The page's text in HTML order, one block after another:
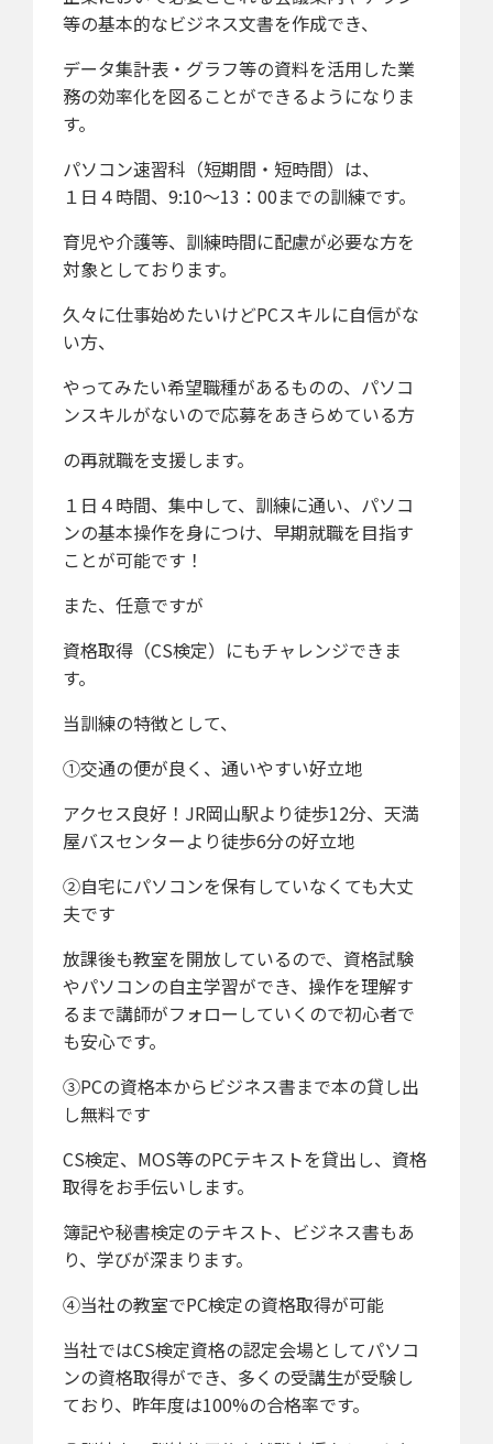
等の基本的なビジネス文書を作成でき、
データ集計表・グラフ等の資料を活用した業
務の効率化を図ることができるようになりま
す。
パソコン速習科（短期間・短時間）は、
１日４時間、9:10～13：00までの訓練です。
育児や介護等、訓練時間に配慮が必要な方を
対象としております。
久々に仕事始めたいけどPCスキルに自信がな
い方、
やってみたい希望職種があるものの、パソコ
ンスキルがないので応募をあきらめている方
の再就職を支援します。
１日４時間、集中して、訓練に通い、パソコ
ンの基本操作を身につけ、早期就職を目指す
ことが可能です！
また、任意ですが
資格取得（CS検定）にもチャレンジできま
す。
当訓練の特徴として、
①交通の便が良く、通いやすい好立地
アクセス良好！JR岡山駅より徒歩12分、天満
屋バスセンターより徒歩6分の好立地
②自宅にパソコンを保有していなくても大丈
夫です
放課後も教室を開放しているので、資格試験
やパソコンの自主学習ができ、操作を理解す
るまで講師がフォローしていくので初心者で
も安心です。
③PCの資格本からビジネス書まで本の貸し出
し無料です
CS検定、MOS等のPCテキストを貸出し、資格
取得をお手伝いします。
簿記や秘書検定のテキスト、ビジネス書もあ
り、学びが深まります。
④当社の教室でPC検定の資格取得が可能
当社ではCS検定資格の認定会場としてパソコ
ンの資格取得ができ、多くの受講生が受験し
ており、昨年度は100%の合格率です。